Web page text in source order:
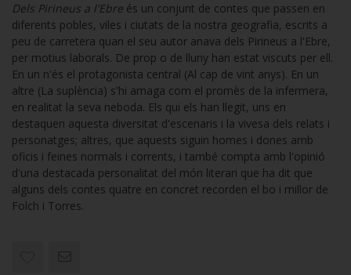
Dels Pirineus a l'Ebre és un conjunt de contes que passen en
diferents pobles, viles i ciutats de la nostra geografia, escrits a
peu de carretera quan el seu autor anava dels Pirineus a l'Ebre,
per motius laborals. De prop o de lluny han estat viscuts per ell.
En un n'és el protagonista central (Al cap de vint anys). En un
altre (La suplència) s'hi amaga com el promès de la infermera,
en realitat la seva neboda. Els qui els han llegit, uns en
destaquen aquesta diversitat d'escenaris i la vivesa dels relats i
personatges; altres, que aquests siguin homes i dones amb
oficis i feines normals i corrents, i també compta amb l'opinió
d'una destacada personalitat del món literari que ha dit que
alguns dels contes quatre en concret recorden el bo i millor de
Folch i Torres.